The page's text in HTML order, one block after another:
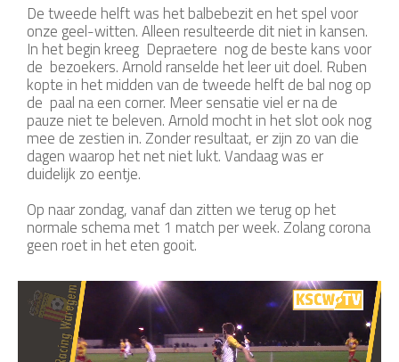
De tweede helft was het balbebezit en het spel voor
onze geel-witten. Alleen resulteerde dit niet in kansen.
In het begin kreeg Depraetere nog de beste kans voor
de bezoekers. Arnold ranselde het leer uit doel. Ruben
kopte in het midden van de tweede helft de bal nog op
de paal na een corner. Meer sensatie viel er na de
pauze niet te beleven. Arnold mocht in het slot ook nog
mee de zestien in. Zonder resultaat, er zijn zo van die
dagen waarop het net niet lukt. Vandaag was er
duidelijk zo eentje.
Op naar zondag, vanaf dan zitten we terug op het
normale schema met 1 match per week. Zolang corona
geen roet in het eten gooit.